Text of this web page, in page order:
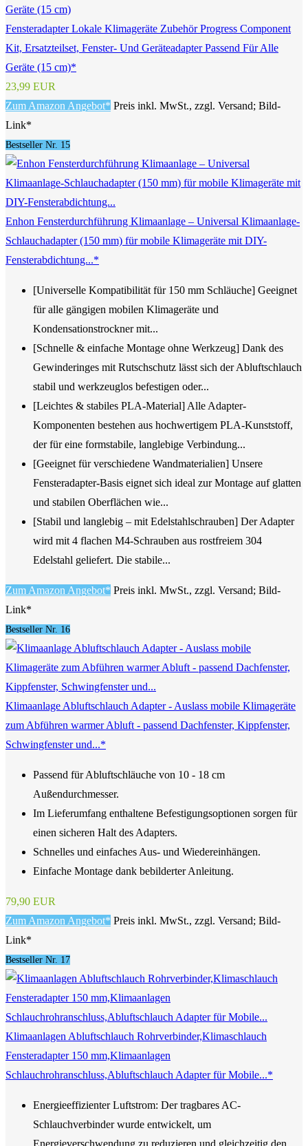
Fensteradapter Lokale Klimageräte Zubehör Progress Component
Kit, Ersatzteilset, Fenster- Und Geräteadapter Passend Für Alle
Geräte (15 cm)*
23,99 EUR
Zum Amazon Angebot* Preis inkl. MwSt., zzgl. Versand; Bild-
Link*
Bestseller Nr. 15
Enhon Fensterdurchführung Klimaanlage – Universal Klimaanlage-
Schlauchadapter (150 mm) für mobile Klimageräte mit DIY-
Fensterabdichtung...*
[Universelle Kompatibilität für 150 mm Schläuche] Geeignet
für alle gängigen mobilen Klimageräte und
Kondensationstrockner mit...
[Schnelle & einfache Montage ohne Werkzeug] Dank des
Gewinderinges mit Rutschschutz lässt sich der Abluftschlauch
stabil und werkzeuglos befestigen oder...
[Leichtes & stabiles PLA-Material] Alle Adapter-
Komponenten bestehen aus hochwertigem PLA-Kunststoff,
der für eine formstabile, langlebige Verbindung...
[Geeignet für verschiedene Wandmaterialien] Unsere
Fensteradapter-Basis eignet sich ideal zur Montage auf glatten
und stabilen Oberflächen wie...
[Stabil und langlebig – mit Edelstahlschrauben] Der Adapter
wird mit 4 flachen M4-Schrauben aus rostfreiem 304
Edelstahl geliefert. Die stabile...
Zum Amazon Angebot* Preis inkl. MwSt., zzgl. Versand; Bild-
Link*
Bestseller Nr. 16
Klimaanlage Abluftschlauch Adapter - Auslass mobile Klimageräte
zum Abführen warmer Abluft - passend Dachfenster, Kippfenster,
Schwingfenster und...*
Passend für Abluftschläuche von 10 - 18 cm
Außendurchmesser.
Im Lieferumfang enthaltene Befestigungsoptionen sorgen für
einen sicheren Halt des Adapters.
Schnelles und einfaches Aus- und Wiedereinhängen.
Einfache Montage dank bebilderter Anleitung.
79,90 EUR
Zum Amazon Angebot* Preis inkl. MwSt., zzgl. Versand; Bild-
Link*
Bestseller Nr. 17
Klimaanlagen Abluftschlauch Rohrverbinder,Klimaschlauch
Fensteradapter 150 mm,Klimaanlagen
Schlauchrohranschluss,Abluftschlauch Adapter für Mobile...*
Energieeffizienter Luftstrom: Der tragbares AC-
Schlauchverbinder wurde entwickelt, um